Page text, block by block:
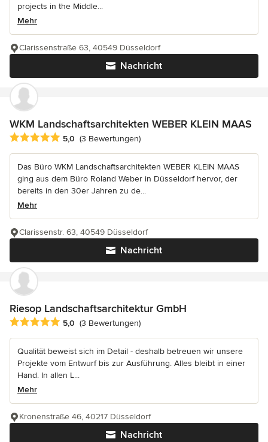
projects in the Middle...
Mehr
Nachricht
Clarissenstraße 63, 40549 Düsseldorf
WKM Landschaftsarchitekten WEBER KLEIN MAAS
Durchschnittliche Bewertung: 5 von 5 Sternen
5,0 (3 Bewertungen)
Das Büro WKM Landschaftsarchitekten WEBER KLEIN MAAS
ging aus dem Büro Roland Weber in Düsseldorf hervor, der
bereits in den 30er Jahren zu de...
Mehr
Nachricht
Clarissenstr. 63, 40549 Düsseldorf
Riesop Landschaftsarchitektur GmbH
Durchschnittliche Bewertung: 5 von 5 Sternen
5,0 (3 Bewertungen)
Qualität beweist sich im Detail - deshalb betreuen wir unsere
Projekte vom Entwurf bis zur Ausführung. Alles bleibt in einer
Hand. In allen L...
Mehr
Nachricht
Kronenstraße 46, 40217 Düsseldorf